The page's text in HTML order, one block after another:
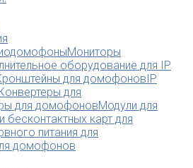
Мониторы
оборудование для IP
для домофоновIP
для
для домофоновМодули для
бесконтактных карт для
питания для
домофонов